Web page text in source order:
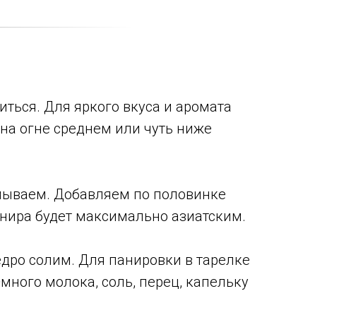
Для яркого вкуса и аромата
огне среднем или чуть ниже
Добавляем по половинке
будет максимально азиатским.
солим. Для панировки в тарелке
молока, соль, перец, капельку